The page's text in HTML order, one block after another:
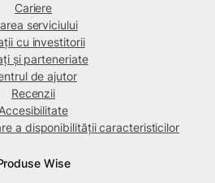
Cariere
serviciului
cu investitorii
și parteneriate
de ajutor
Recenzii
Accesibilitate
a disponibilității caracteristicilor
Wise